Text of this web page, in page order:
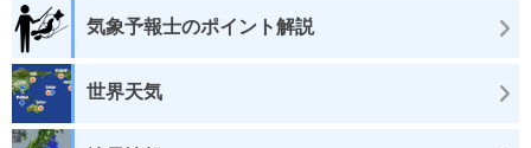
気象予報士のポイント解説
世界天気